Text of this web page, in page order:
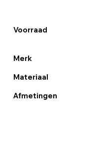
Voorraad
Merk
Materiaal
Afmetingen